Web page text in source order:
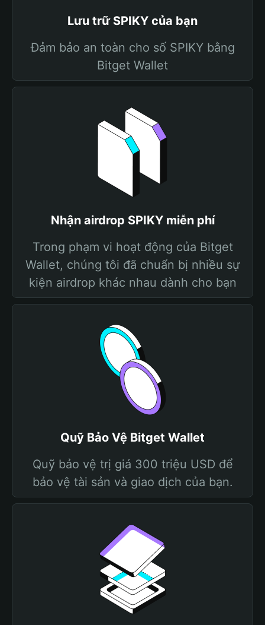
Lưu trữ SPIKY của bạn
Đảm bảo an toàn cho số SPIKY bằng
Bitget Wallet
Nhận airdrop SPIKY miễn phí
Trong phạm vi hoạt động của Bitget
Wallet, chúng tôi đã chuẩn bị nhiều sự
kiện airdrop khác nhau dành cho bạn
Quỹ Bảo Vệ Bitget Wallet
Quỹ bảo vệ trị giá 300 triệu USD để
bảo vệ tài sản và giao dịch của bạn.